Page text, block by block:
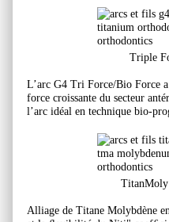
Triple
L’arc G4 Tri Force/Bio Force
force croissante du secteur
l’arc idéal en technique bio-
Alliage de Titane Molybdène